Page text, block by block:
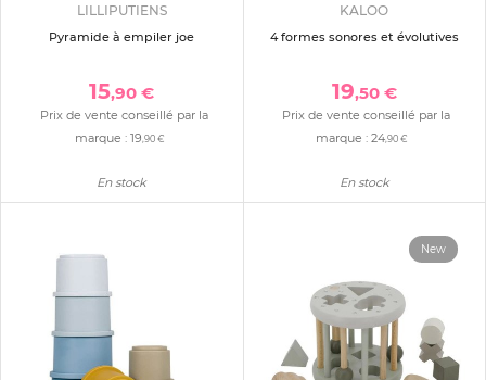
LILLIPUTIENS
Pyramide à empiler joe
15,90 €
Prix de vente conseillé par la
marque : 19,90 €
En stock
KALOO
4 formes sonores et évolutives
19,50 €
Prix de vente conseillé par la
marque :24,90 €
En stock
New